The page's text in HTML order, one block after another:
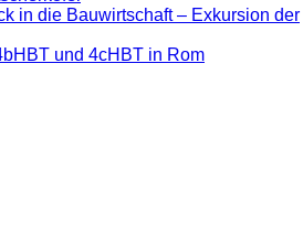
in die Bauwirtschaft – Exkursion der
und 4cHBT in Rom